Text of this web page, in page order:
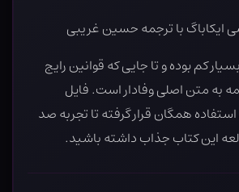
ایکاباگ با ترجمه حسین غریبی
کم بوده و تا جایی که قوانین رایج
به متن اصلی وفادار است. فایل
همگان قرار گرفته تا تجربه صد
این کتاب جذاب داشته باشید.